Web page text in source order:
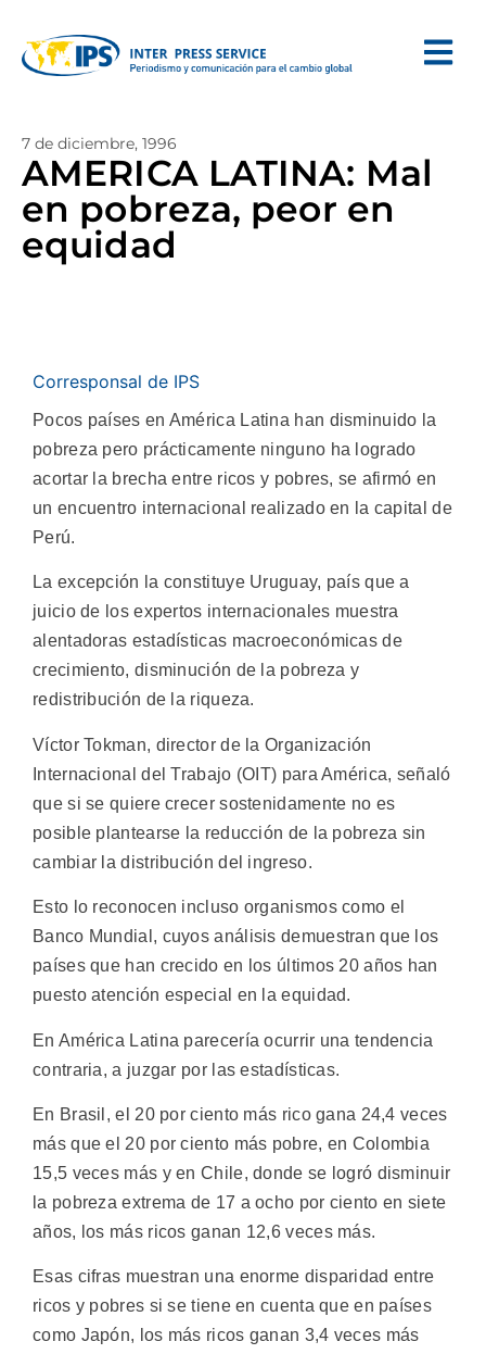
7 de diciembre, 1996
AMERICA LATINA: Mal
en pobreza, peor en
equidad
Corresponsal de IPS
Pocos países en América Latina han disminuido la
pobreza pero prácticamente ninguno ha logrado
acortar la brecha entre ricos y pobres, se afirmó en
un encuentro internacional realizado en la capital de
Perú.
La excepción la constituye Uruguay, país que a
juicio de los expertos internacionales muestra
alentadoras estadísticas macroeconómicas de
crecimiento, disminución de la pobreza y
redistribución de la riqueza.
Víctor Tokman, director de la Organización
Internacional del Trabajo (OIT) para América, señaló
que si se quiere crecer sostenidamente no es
posible plantearse la reducción de la pobreza sin
cambiar la distribución del ingreso.
Esto lo reconocen incluso organismos como el
Banco Mundial, cuyos análisis demuestran que los
países que han crecido en los últimos 20 años han
puesto atención especial en la equidad.
En América Latina parecería ocurrir una tendencia
contraria, a juzgar por las estadísticas.
En Brasil, el 20 por ciento más rico gana 24,4 veces
más que el 20 por ciento más pobre, en Colombia
15,5 veces más y en Chile, donde se logró disminuir
la pobreza extrema de 17 a ocho por ciento en siete
años, los más ricos ganan 12,6 veces más.
Esas cifras muestran una enorme disparidad entre
ricos y pobres si se tiene en cuenta que en países
como Japón, los más ricos ganan 3,4 veces más